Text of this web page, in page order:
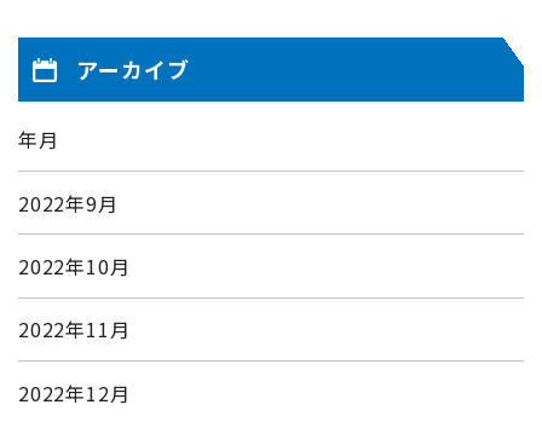
アーカイブ
年月
2022年9月
2022年10月
2022年11月
2022年12月